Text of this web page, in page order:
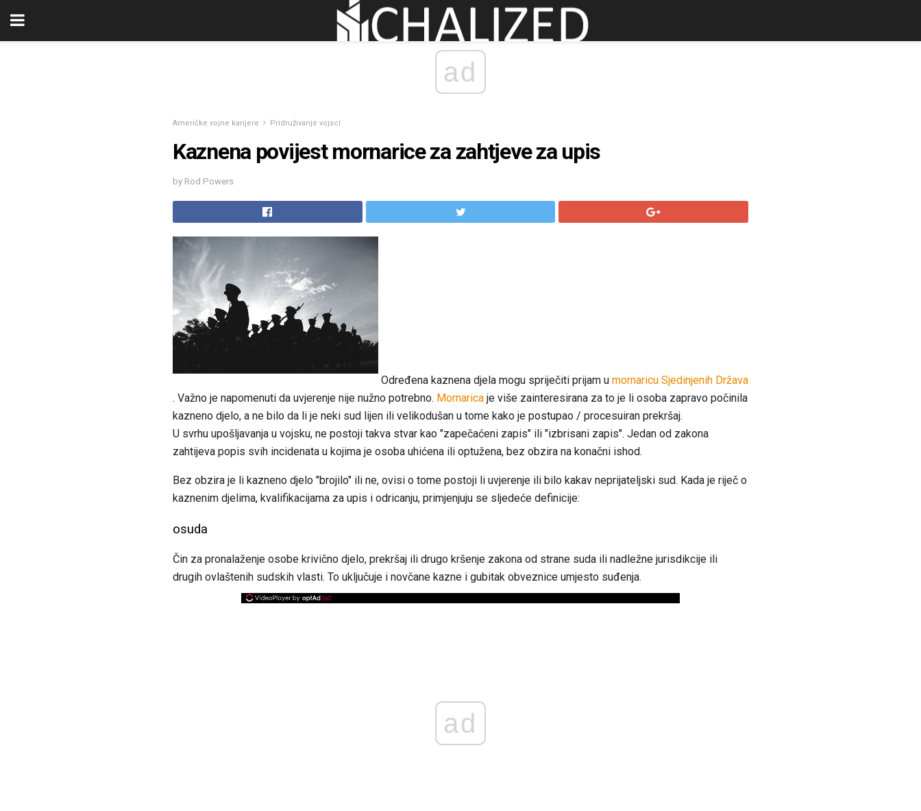
ad
Američke vojne karijere Pridruživanje vojsci
Kaznena povijest mornarice za zahtjeve za upis
by Rod Powers
Određena kaznena djela mogu spriječiti prijam u mornaricu Sjedinjenih Država
. Važno je napomenuti da uvjerenje nije nužno potrebno. Mornarica je više zainteresirana za to je li osoba zapravo počinila
kazneno djelo, a ne bilo da li je neki sud lijen ili velikodušan u tome kako je postupao / procesuiran prekršaj.
U svrhu upošljavanja u vojsku, ne postoji takva stvar kao "zapečaćeni zapis" ili "izbrisani zapis". Jedan od zakona
zahtijeva popis svih incidenata u kojima je osoba uhićena ili optužena, bez obzira na konačni ishod.
Bez obzira je li kazneno djelo "brojilo" ili ne, ovisi o tome postoji li uvjerenje ili bilo kakav neprijateljski sud. Kada je riječ o
kaznenim djelima, kvalifikacijama za upis i odricanju, primjenjuju se sljedeće definicije:
osuda
Čin za pronalaženje osobe krivično djelo, prekršaj ili drugo kršenje zakona od strane suda ili nadležne jurisdikcije ili
drugih ovlaštenih sudskih vlasti. To uključuje i novčane kazne i gubitak obveznice umjesto suđenja.
ad